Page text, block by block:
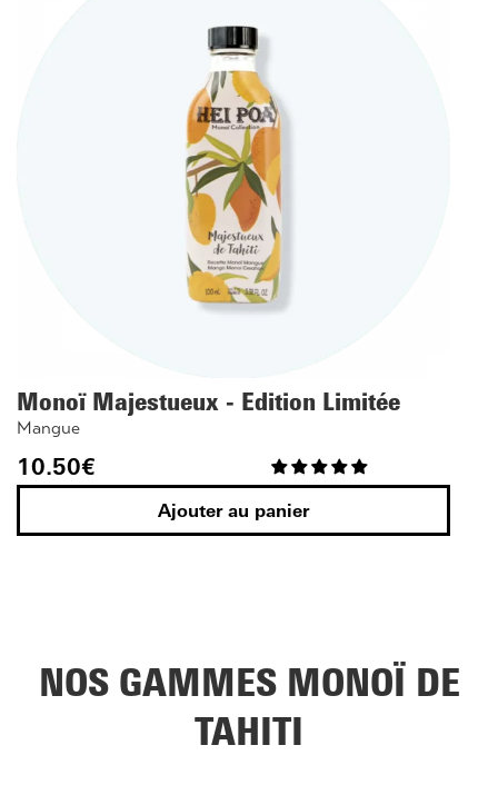
Monoï Majestueux - Edition Limitée
Mangue
10.50€
Ajouter au panier
NOS GAMMES MONOÏ DE
TAHITI